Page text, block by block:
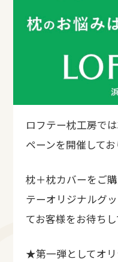
ロフテー枕工房で
ペーンを開催してお
枕＋枕カバーをご
テーオリジナルグ
てお客様をお待ちし
★第一弾としてオ